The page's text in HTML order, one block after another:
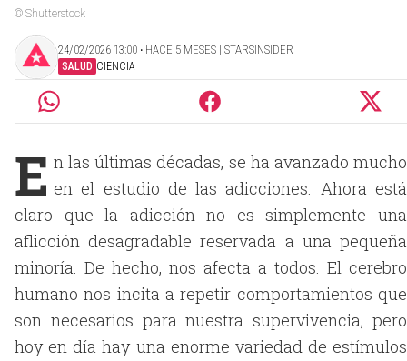
© Shutterstock
24/02/2026 13:00 ‧ HACE 5 MESES | STARSINSIDER
SALUD CIENCIA
E n las últimas décadas, se ha avanzado mucho
en el estudio de las adicciones. Ahora está
claro que la adicción no es simplemente una
aflicción desagradable reservada a una pequeña
minoría. De hecho, nos afecta a todos. El cerebro
humano nos incita a repetir comportamientos que
son necesarios para nuestra supervivencia, pero
hoy en día hay una enorme variedad de estímulos